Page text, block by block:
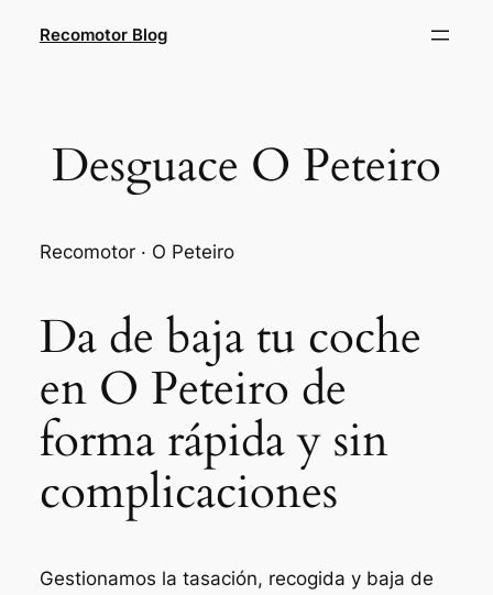
Recomotor Blog
Desguace O Peteiro
Recomotor · O Peteiro
Da de baja tu coche
en O Peteiro de
forma rápida y sin
complicaciones
Gestionamos la tasación, recogida y baja de